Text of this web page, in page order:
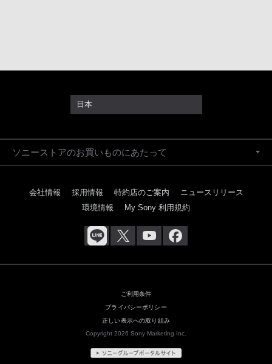
日本
ソニーストアのお買いものにあたって
会社情報 採用情報 特約店のご案内
ニュースリリース
環境情報
My Sony 利用規約
ご利用条件
プライバシーポリシー
正しい表示への取り組み
Copyright 2026 Sony Marketing Inc.